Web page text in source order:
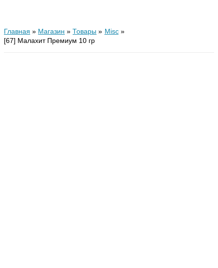
Главная Магазин Товары
Misc
[67] Малахит Премиум 10 гр